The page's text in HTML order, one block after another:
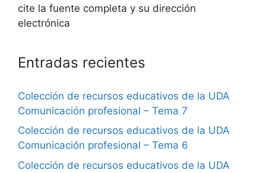
cite la fuente completa y su dirección
electrónica
Entradas recientes
Colección de recursos educativos de la UDA
Comunicación profesional – Tema 7
Colección de recursos educativos de la UDA
Comunicación profesional – Tema 6
Colección de recursos educativos de la UDA